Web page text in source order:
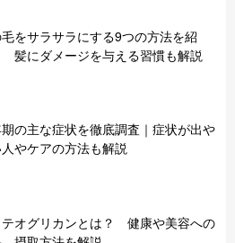
をサラサラにする9つの方法を紹
髪にダメージを与える習慣も解説
の主な症状を徹底調査｜症状が出や
やケアの方法も解説
テオグリカンとは？ 健康や美容への